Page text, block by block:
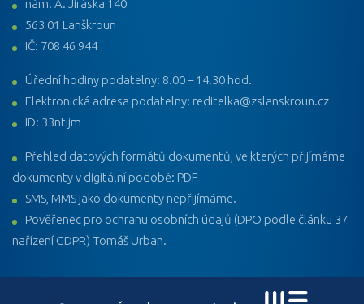
nám. A. Jiráska 140
563 01 Lanškroun
IČ: 708 46 944
Úřední hodiny podatelny: 8.00 – 14.30 hod.
Elektronická adresa podatelny: reditelka@zslanskroun.cz
ID: 33ntijm
Přehled datových formátů dokumentů, ve kterých přijímáme
dokumenty v digitální podobě: PDF
SMS, MMS jako dokumenty nepřijímáme.
Pověřenec pro ochranu osobních údajů (DPO podle článku 37
nařízení GDPR) Tomáš Urban.